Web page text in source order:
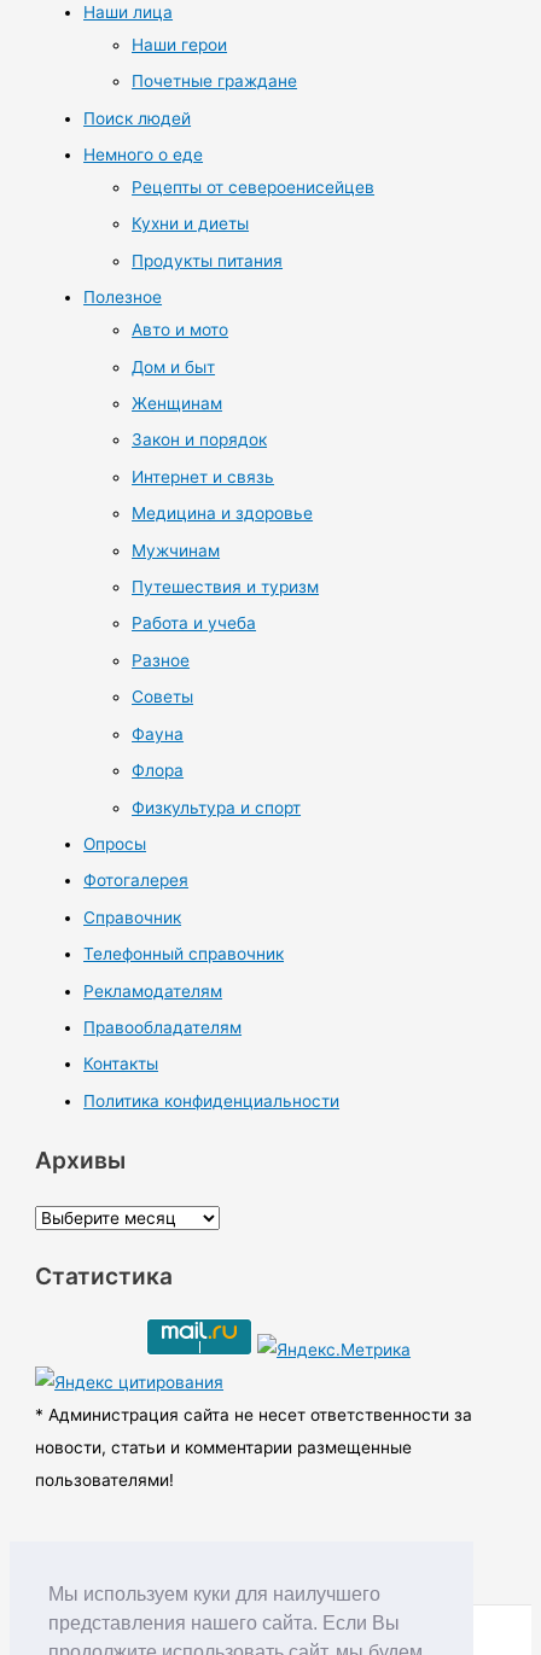
Мы используем куки для наилучшего
представления нашего сайта. Если Вы
Наши лица
Наши герои
Почетные граждане
Поиск людей
Немного о еде
Рецепты от североенисейцев
Кухни и диеты
Продукты питания
Полезное
Авто и мото
Дом и быт
Женщинам
Закон и порядок
Интернет и связь
Медицина и здоровье
Мужчинам
Путешествия и туризм
Работа и учеба
Разное
Советы
Фауна
Флора
Физкультура и спорт
Опросы
Фотогалерея
Справочник
Телефонный справочник
Рекламодателям
Правообладателям
Контакты
Политика конфиденциальности
Архивы
А
х
ы
Статистика
* Администрация сайта не несет ответственности за
новости, статьи и комментарии размещенные
пользователями!